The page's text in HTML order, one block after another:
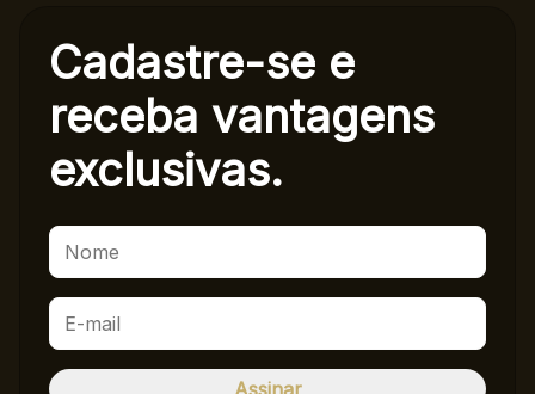
Cadastre-se e
receba vantagens
exclusivas.